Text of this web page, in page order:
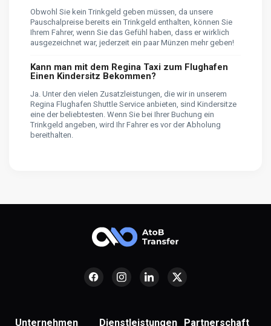
Obwohl Sie kein Trinkgeld geben müssen, da unsere
Pauschalpreise bereits ein Trinkgeld enthalten, können Sie
Ihrem Fahrer, wenn Sie das Gefühl haben, dass er wirklich
ausgezeichnet war, jederzeit ein paar Münzen mehr geben!
Kann man mit dem Regina Taxi zum Flughafen
Einen Kindersitz Bekommen?
Ja. Unter den vielen Zusatzleistungen, die wir in unserem
Regina Flughafen Shuttle Service anbieten, sind Kindersitze
eine der beliebtesten. Wenn Sie bei Ihrer Buchung ein
Trinkgeld angeben, wird Ihr Fahrer es vor der Abholung
bereithalten.
Unternehmen Dienstleistungen Partnerschaft